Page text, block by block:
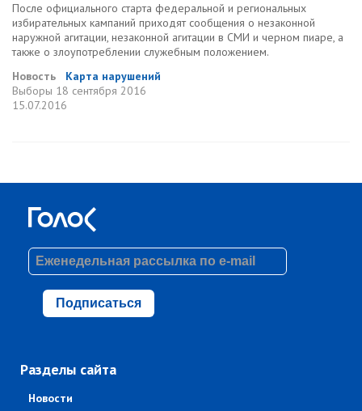
После официального старта федеральной и региональных
избирательных кампаний приходят сообщения о незаконной
наружной агитации, незаконной агитации в СМИ и черном пиаре, а
также о злоупотреблении служебным положением.
Новость
Карта нарушений
Выборы 18 сентября 2016
15.07.2016
Подписаться
Разделы сайта
Новости